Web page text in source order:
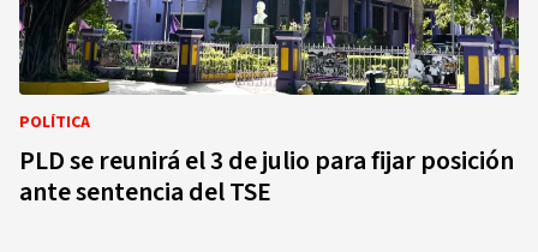
POLÍTICA
PLD se reunirá el 3 de julio para fijar posición
ante sentencia del TSE